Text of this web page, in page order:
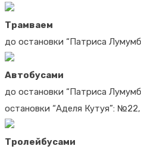
Трамваем
до остановки “Патриса
Автобусами
до остановки “Патриса
остановки “Аделя Кутуя”:
Тролейбусами